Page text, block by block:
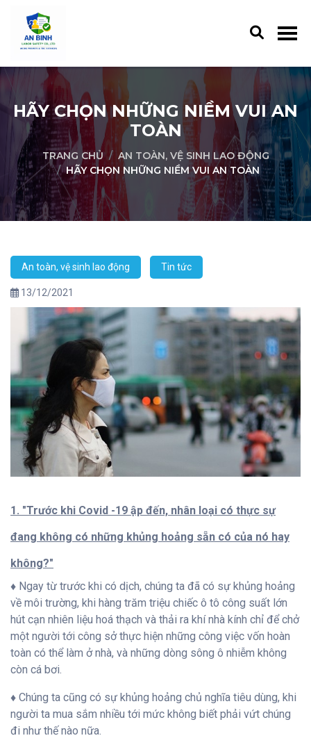
HÃY CHỌN NHỮNG NIỀM VUI AN
TOÀN
TRANG CHỦ
AN TOÀN, VỆ SINH LAO ĐỘNG
HÃY CHỌN NHỮNG NIỀM VUI AN TOÀN
An toàn, vệ sinh lao động Tin tức
13/12/2021
1. "Trước khi Covid -19 ập đến, nhân loại có thực sự
đang không có những khủng hoảng sẵn có của nó hay
không?"
♦ Ngay từ trước khi có dịch, chúng ta đã có sự khủng hoảng
về môi trường, khi hàng trăm triệu chiếc ô tô công suất lớn
hút cạn nhiên liệu hoá thạch và thải ra khí nhà kính chỉ để chở
một người tới công sở thực hiện những công việc vốn hoàn
toàn có thể làm ở nhà, và những dòng sông ô nhiễm không
còn cá bơi.
♦ Chúng ta cũng có sự khủng hoảng chủ nghĩa tiêu dùng, khi
người ta mua sắm nhiều tới mức không biết phải vứt chúng
đi như thế nào nữa.